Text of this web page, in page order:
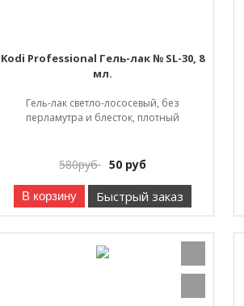
Kodi Professional Гель-лак № SL-30, 8
мл.
Гель-лак светло-лососевый, без
перламутра и блесток, плотный
580руб 50руб
В корзину Быстрый заказ